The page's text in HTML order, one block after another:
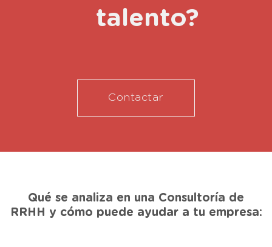
talento?
Contactar
Qué se analiza en una Consultoría de
RRHH y cómo puede ayudar a tu empresa: